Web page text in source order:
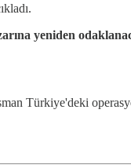
yeniden
Türkiye'deki